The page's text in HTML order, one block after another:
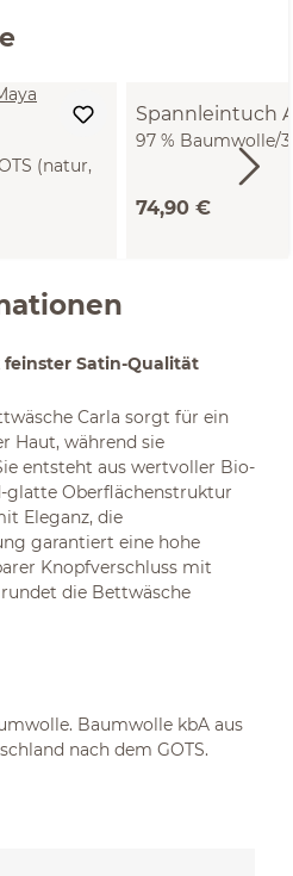
(natur,
Spannleintuch
97 % Baumwolle/3
GOTS, VEGAN
74,90 €
Satin-Qualität
Carla sorgt für ein
Haut, während sie
entsteht aus wertvoller Bio-
glatte Oberflächenstruktur
Eleganz, die
garantiert eine hohe
Knopfverschluss mit
die Bettwäsche
Baumwolle kbA aus
nach dem GOTS.